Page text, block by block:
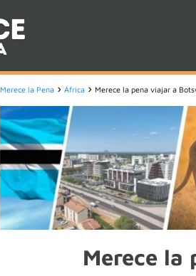
Merece la Pena África Merece la pena viajar a
Merece la